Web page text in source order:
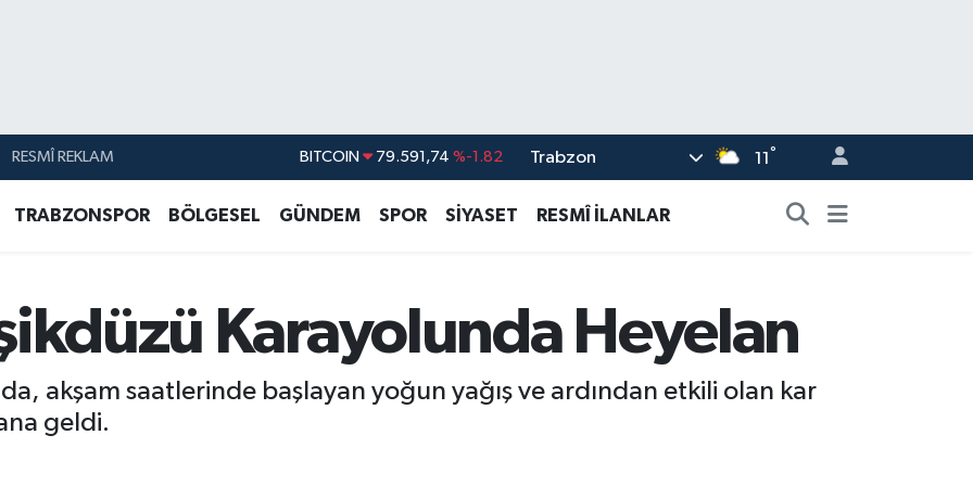
RESMÎ REKLAM DOLAR 45,43620 %0.02 Trabzon 11 °
TRABZONSPOR BÖLGESEL GÜNDEM SPOR SİYASET RESMÎ İLANLAR
Karayolunda Heyelan
akşam saatlerinde başlayan yoğun yağış ve ardından etkili olan kar
geldi.